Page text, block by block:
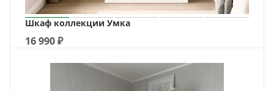
Шкаф коллекции Умка
16 990₽